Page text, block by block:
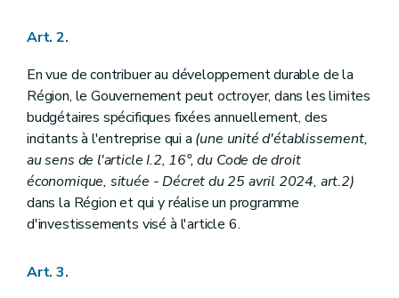
Art. 2.
En vue de contribuer au développement durable de la
Région, le Gouvernement peut octroyer, dans les limites
budgétaires spécifiques fixées annuellement, des
incitants à l'entreprise qui a (une unité d'établissement,
au sens de l'article I.2, 16°, du Code de droit
économique, située - Décret du 25 avril 2024, art.2)
dans la Région et qui y réalise un programme
d'investissements visé à l'article 6.
Art. 3.